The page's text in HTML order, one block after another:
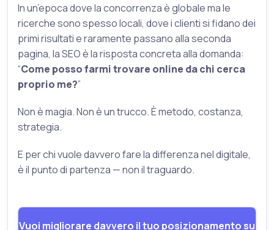
In un’epoca dove la concorrenza è globale ma le
ricerche sono spesso locali, dove i clienti si fidano dei
primi risultati e raramente passano alla seconda
pagina, la SEO è la risposta concreta alla domanda:
“Come posso farmi trovare online da chi cerca
proprio me?”
Non è magia. Non è un trucco. È metodo, costanza,
strategia.
E per chi vuole davvero fare la differenza nel digitale,
è il punto di partenza — non il traguardo.
Vuoi migliorare davvero il tuo posizionamento su